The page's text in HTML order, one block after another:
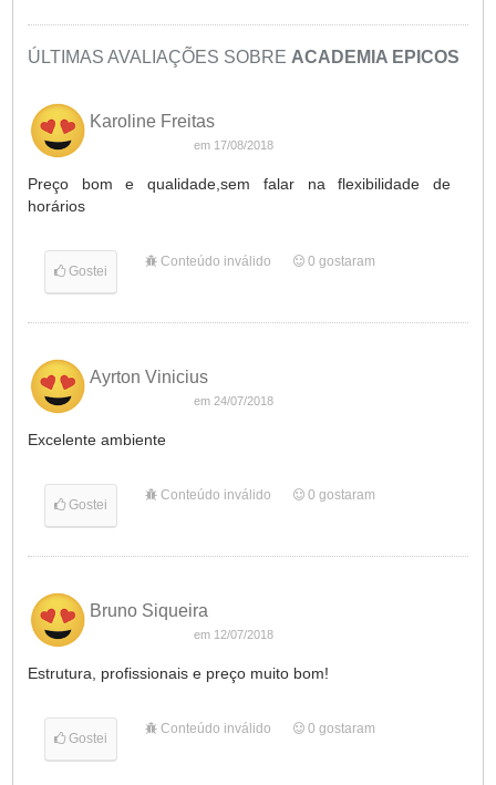
ÚLTIMAS AVALIAÇÕES SOBRE ACADEMIA EPICOS
Karoline Freitas
em 17/08/2018
Preço bom e qualidade,sem falar na flexibilidade de
horários
Gostei
Conteúdo inválido 0 gostaram
Ayrton Vinicius
em 24/07/2018
Excelente ambiente
Gostei
Conteúdo inválido 0 gostaram
Bruno Siqueira
em 12/07/2018
Estrutura, profissionais e preço muito bom!
Gostei
Conteúdo inválido 0 gostaram